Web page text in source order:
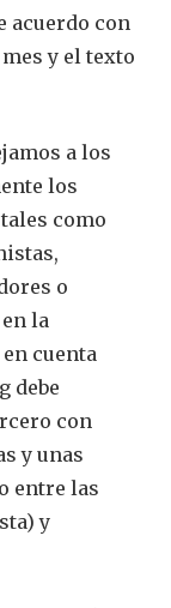
acuerdo con
y el texto
a los
los
como
o
la
cuenta
debe
con
y unas
entre las
y